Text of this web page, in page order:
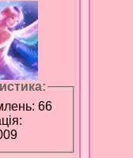
66